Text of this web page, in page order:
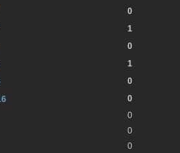
0
1
0
1
0
0
0
0
0